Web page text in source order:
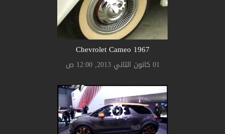
Chevrolet Cameo 1967
01 كانون الثاني 2013, 12:00 ص